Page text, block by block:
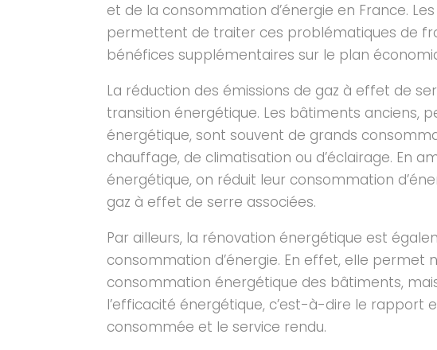
et de la consommation d’énergie en France.
permettent de traiter ces problématiques de
bénéfices supplémentaires sur le plan
La réduction des émissions de gaz à effet de
transition énergétique. Les bâtiments anciens,
énergétique, sont souvent de grands
chauffage, de climatisation ou d’éclairage. En
énergétique, on réduit leur consommation
gaz à effet de serre associées.
Par ailleurs, la rénovation énergétique est
consommation d’énergie. En effet, elle permet
consommation énergétique des bâtiments,
l’efficacité énergétique, c’est-à-dire le rapport
consommée et le service rendu.